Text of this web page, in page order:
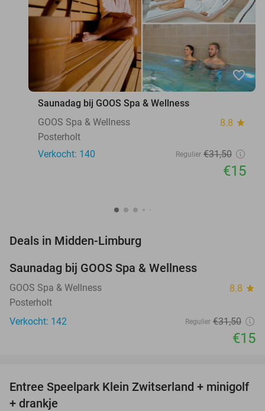
favorite_border
Saunadag bij GOOS Spa & Wellness
GOOS Spa & Wellness
8.8 star
Posterholt
Verkocht: 140
Regulier €31,50
€15
Deals in Midden-Limburg
TODAY
Saunadag bij GOOS Spa & Wellness
GOOS Spa & Wellness 8.8 star
Posterholt
Verkocht: 142
Regulier €31,50
€15
38%
Entree Speelpark Klein Zwitserland + minigolf
+ drankje